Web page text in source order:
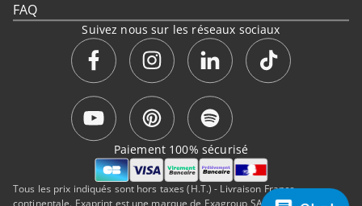
FAQ
Suivez nous sur les réseaux sociaux
Tous les prix indiqués sont hors taxes (H.T.) - Livraison France
continentale. Exaprint est une marque de Exagroup SAS, a Cimpress
Paiement 100% sécurisé